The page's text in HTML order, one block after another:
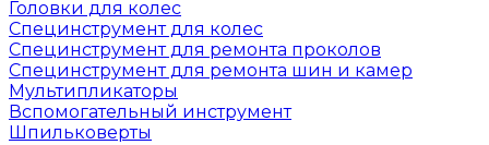
Головки для колес
Специнструмент для колес
Специнструмент для ремонта проколов
Специнструмент для ремонта шин и камер
Мультипликаторы
Вспомогательный инструмент
Шпильковерты